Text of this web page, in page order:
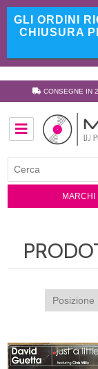
GLI ORDINI
CHIUSURA
CONSEGNE IN
MARCHI